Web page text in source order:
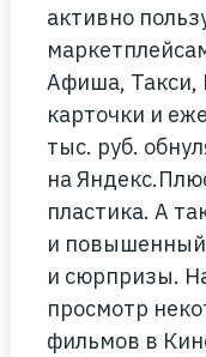
активно
Афиша, Такси,
карточки и
тыс. руб.
на
пластика. А
и повышенный
и сюрпризы.
просмотр
фильмов в